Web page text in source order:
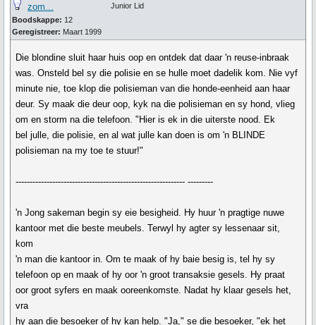
zom...
Boodskappe: 12
Geregistreer: Maart 1999
Junior Lid
Die blondine sluit haar huis oop en ontdek dat daar 'n reuse-inbraak
was. Onsteld bel sy die polisie en se hulle moet dadelik kom. Nie vyf
minute nie, toe klop die polisieman van die honde-eenheid aan haar
deur. Sy maak die deur oop, kyk na die polisieman en sy hond, vlieg
om en storm na die telefoon. "Hier is ek in die uiterste nood. Ek
bel julle, die polisie, en al wat julle kan doen is om 'n BLINDE
polisieman na my toe te stuur!"
------------------------------------------------------------ ---------
'n Jong sakeman begin sy eie besigheid. Hy huur 'n pragtige nuwe
kantoor met die beste meubels. Terwyl hy agter sy lessenaar sit,
kom
'n man die kantoor in. Om te maak of hy baie besig is, tel hy sy
telefoon op en maak of hy oor 'n groot transaksie gesels. Hy praat
oor groot syfers en maak ooreenkomste. Nadat hy klaar gesels het,
vra
hy aan die besoeker of hy kan help. "Ja," se die besoeker, "ek het